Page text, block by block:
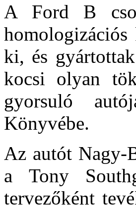
A Ford B
homologizációs
ki, és
kocsi olyan
gyorsuló
Könyvébe.
Az autót Nagy-
a Tony
tervezőként